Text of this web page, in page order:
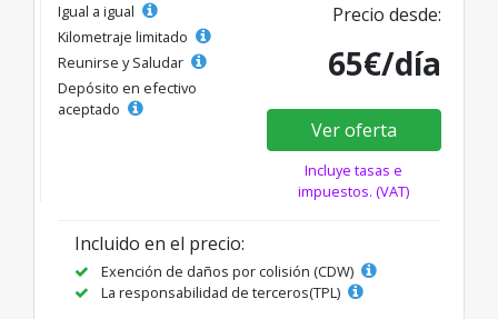
Igual a igual
Kilometraje limitado
Reunirse y Saludar
Depósito en efectivo
aceptado
Precio desde:
65€/día
Ver oferta
Incluye tasas e
impuestos. (VAT)
Incluido en el precio:
Exención de daños por colisión (CDW)
La responsabilidad de terceros(TPL)